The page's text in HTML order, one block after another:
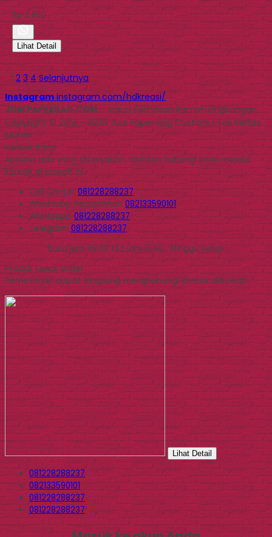
Rp 5.850
Lihat Detail
1 2 3 4 Selanjutnya
Instagram instagram.com/hdkreasi/
JUALPAPERBAG.COM- Solusi Kemasan Ramah Lingkungan
Copyright © 2014 - 2026 Jual Paper Bag Custom | Tas Kertas
Murah
Kontak Kami
Apabila ada yang ditanyakan, silahkan hubungi kami melalui
kontak di bawah ini.
Call Center081228288237
WhatsappPemesanan 082133590101
Whatsapp081228288237
Telegram081228288237
Buka jam 09.00 s/d jam 16.00 , Minggu tutup
Produk Quick Order
Pemesanan dapat langsung menghubungi kontak dibawah:
Lihat Detail
081228288237
082133590101
081228288237
081228288237